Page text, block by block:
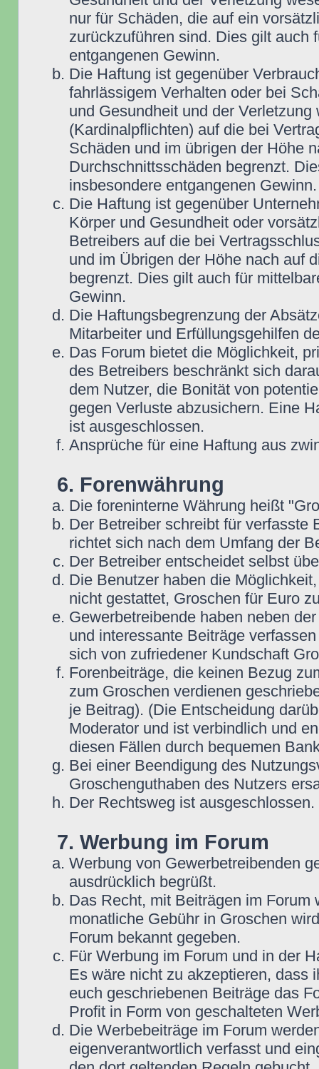
nur für Schäden, die auf ein
zurückzuführen sind. Dies gilt auch
entgangenen Gewinn.
Die Haftung ist gegenüber
fahrlässigem Verhalten oder bei
und Gesundheit und der
(Kardinalpflichten) auf die bei
Schäden und im übrigen der Höhe
Durchschnittsschäden begrenzt.
insbesondere entgangenen Gewinn.
Die Haftung ist gegenüber
Körper und Gesundheit oder
Betreibers auf die bei
und im Übrigen der Höhe nach auf
begrenzt. Dies gilt auch für
Gewinn.
Die Haftungsbegrenzung der
Mitarbeiter und Erfüllungsgehilfen
Das Forum bietet die Möglichkeit,
des Betreibers beschränkt sich
dem Nutzer, die Bonität von
gegen Verluste abzusichern. Eine
ist ausgeschlossen.
Ansprüche für eine Haftung aus
6. Forenwährung
Die foreninterne Währung heißt
Der Betreiber schreibt für verfasste
richtet sich nach dem Umfang der
Der Betreiber entscheidet selbst
Die Benutzer haben die
nicht gestattet, Groschen für Euro
Gewerbetreibende haben neben
und interessante Beiträge
sich von zufriedener Kundschaft
Forenbeiträge, die keinen Bezug
zum Groschen verdienen
je Beitrag). (Die Entscheidung
Moderator und ist verbindlich und
diesen Fällen durch bequemen
Bei einer Beendigung des
Groschenguthaben des Nutzers
Der Rechtsweg ist ausgeschlossen.
7. Werbung im Forum
Werbung von Gewerbetreibenden
ausdrücklich begrüßt.
Das Recht, mit Beiträgen im
monatliche Gebühr in Groschen
Forum bekannt gegeben.
Für Werbung im Forum und in der
Es wäre nicht zu akzeptieren, dass
euch geschriebenen Beiträge das
Profit in Form von geschalteten
Die Werbebeiträge im Forum
eigenverantwortlich verfasst und